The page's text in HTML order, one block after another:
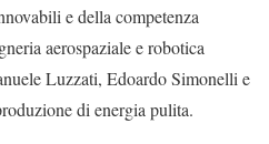
e della competenza
aerospaziale e robotica
Luzzati, Edoardo Simonelli e
di energia pulita.